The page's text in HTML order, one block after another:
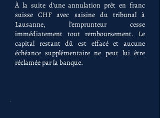
À la suite d'une annulation prêt en franc
suisse CHF avec saisine du tribunal à
Lausanne, l'emprunteur cesse
immédiatement tout remboursement. Le
capital restant dû est effacé et aucune
échéance supplémentaire ne peut lui être
réclamée par la banque.